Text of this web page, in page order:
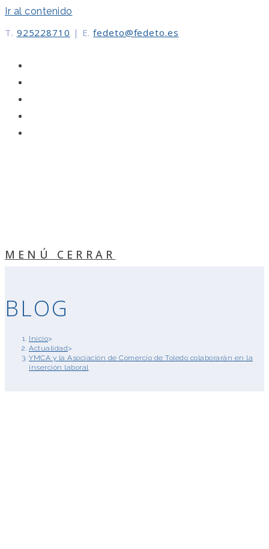
Ir al contenido
T. 925228710 | E. fedeto@fedeto.es
MENÚ CERRAR
BLOG
Inicio>
Actualidad>
YMCA y la Asociación de Comercio de Toledo colaborarán en la
inserción laboral